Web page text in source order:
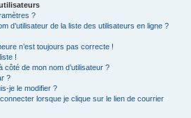
?
d’utilisateur de la liste des utilisateurs en ligne ?
n’est toujours pas correcte !
!
de mon nom d’utilisateur ?
?
je le modifier ?
lorsque je clique sur le lien de courrier